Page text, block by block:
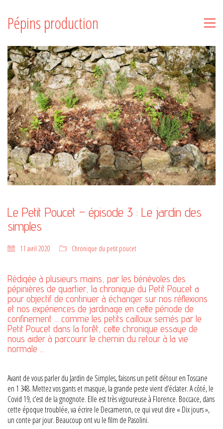
Pépins production
Le Petit Poucet – épisode 3 : Le jardin des
simples
11 avril 2020 Chronique du petit poucet
Rédigée à plusieurs mains, par les bénévoles des
pépinières de quartier, la chronique du Petit Poucet a
pour objectif de continuer à échanger sur nos réflexions
et nos expériences de jardinage en cette période de
confinement … comme les petits cailloux semés par le
Petit Poucet dans la forêt, cette chronique essaye de
nous aider à parcourir le chemin du retour à la vie
normale …
Avant de vous parler du Jardin de Simples, faisons un petit détour en Toscane
en 1 348. Mettez vos gants et masque, la grande peste vient d’éclater. A côté, le
Covid 19, c’est de la gnognote. Elle est très vigoureuse à Florence. Boccace, dans
cette époque troublée, va écrire le Decameron, ce qui veut dire « Dix jours »,
un conte par jour. Beaucoup ont vu le film de Pasolini.